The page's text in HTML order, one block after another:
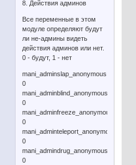
8. Действия админов
Все переменные в этом
модуле определяют будут
ли не-админы видеть
действия админов или нет.
0 - будут, 1 - нет
mani_adminslap_anonymous
0
mani_adminblind_anonymous
0
mani_adminfreeze_anonymous
0
mani_adminteleport_anonymous
0
mani_admindrug_anonymous
0